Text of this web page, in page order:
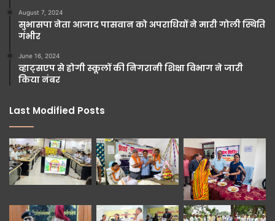
August 7, 2024
सुभासपा नेता आजाद पासवान को अपराधियों ने मारी गोली स्थिति
गंभीर
June 16, 2024
व्हाट्सएप से होगी स्कूलों की निगरानी शिक्षा विभाग ने जारी
किया नंबर
Last Modified Posts